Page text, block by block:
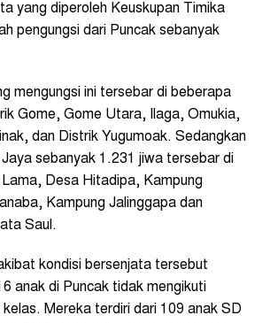
yang diperoleh Keuskupan Timika
pengungsi dari Puncak sebanyak
mengungsi ini tersebar di beberapa
Gome, Gome Utara, Ilaga, Omukia,
dan Distrik Yugumoak. Sedangkan
sebanyak 1.231 jiwa tersebar di
Lama, Desa Hitadipa, Kampung
Kampung Jalinggapa dan
Saul.
kondisi bersenjata tersebut
anak di Puncak tidak mengikuti
kelas. Mereka terdiri dari 109 anak SD